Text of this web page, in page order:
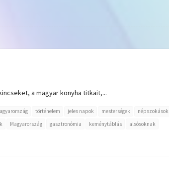
a magyar konyha titkait,...
történelem jeles napok mesterségek
népszokások
Magyarország gasztronómia keménytáblás
alsósoknak